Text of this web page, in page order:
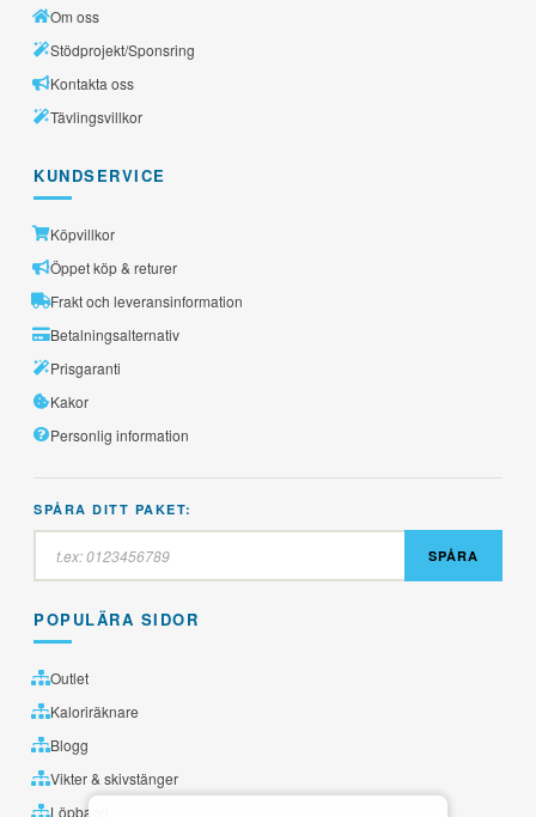
Om oss
Stödprojekt/Sponsring
Kontakta oss
Tävlingsvillkor
KUNDSERVICE
Köpvillkor
Öppet köp & returer
Frakt och leveransinformation
Betalningsalternativ
Prisgaranti
Kakor
Personlig information
SPÅRA DITT PAKET:
SPÅRA
POPULÄRA SIDOR
Outlet
Kaloriräknare
Blogg
Vikter & skivstänger
Löpband